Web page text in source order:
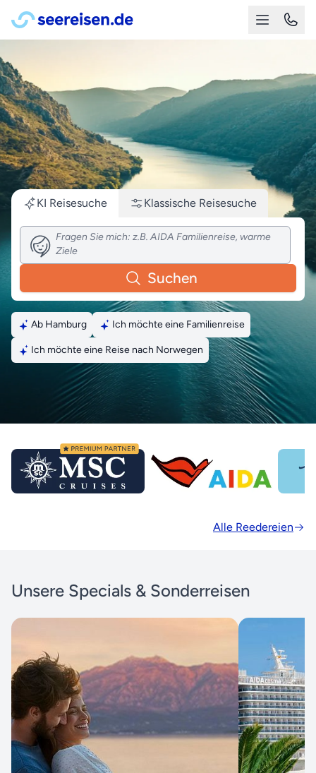
KI Reisesuche Klassische Reisesuche
Suchen
Ab Hamburg Ich möchte eine Familienreise
Ich möchte eine Reise nach Norwegen
Alle Reedereien
Unsere Specials & Sonderreisen